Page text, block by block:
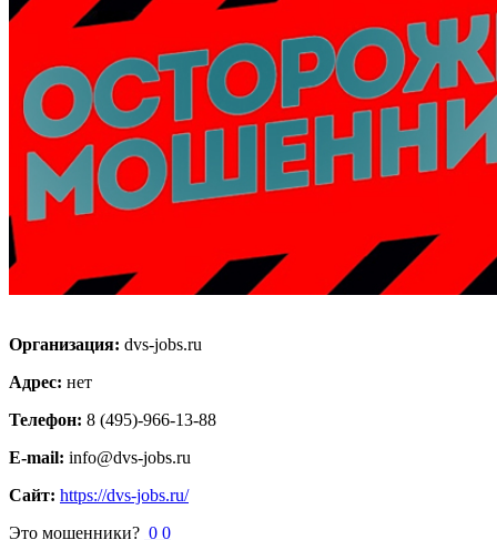
Организация: dvs-jobs.ru
Адрес: нет
Телефон: 8 (495)-966-13-88
E-mail: info@dvs-jobs.ru
Сайт: https://dvs-jobs.ru/
Это мошенники? 0 0